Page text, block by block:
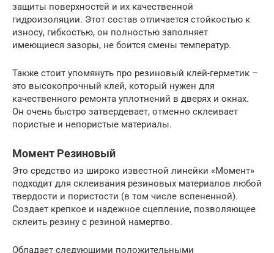
защиты поверхностей и их качественной
гидроизоляции. Этот состав отличается стойкостью к
износу, гибкостью, он полностью заполняет
имеющиеся зазоры, не боится смены температур.
Также стоит упомянуть про резиновый клей-герметик –
это высокопрочный клей, который нужен для
качественного ремонта уплотнений в дверях и окнах.
Он очень быстро затвердевает, отменно склеивает
пористые и непористые материалы.
Момент Резиновый
Это средство из широко известной линейки «Момент»
подходит для склеивания резиновых материалов любой
твердости и пористости (в том числе вспененной).
Создает крепкое и надежное сцепление, позволяющее
склеить резину с резиной намертво.
Обладает следующими положительными